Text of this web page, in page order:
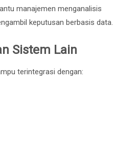
manajemen menganalisis
keputusan berbasis data.
Sistem Lain
terintegrasi dengan: